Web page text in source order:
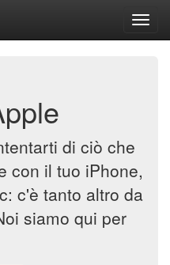
di ciò che
con il tuo iPhone,
c'è tanto altro da
siamo qui per